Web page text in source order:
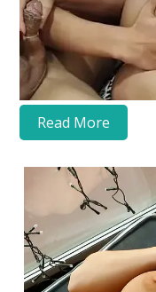
Read More